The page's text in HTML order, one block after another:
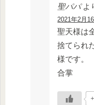
聖パパ よ
2021年2月
聖天様は
捨てられ
様です。
合掌